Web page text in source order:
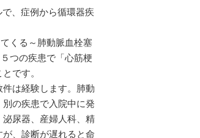
、症例から循環器疾
くる～肺動脈血栓塞
つの疾患で「心筋梗
です。
は経験します。肺動
の疾患で入院中に発
尿器、産婦人科、精
、診断が遅れると命